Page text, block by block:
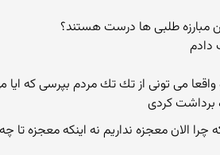
دادم
برداشت كردی
الان معجزه نداریم نه اینكه معجزه تا